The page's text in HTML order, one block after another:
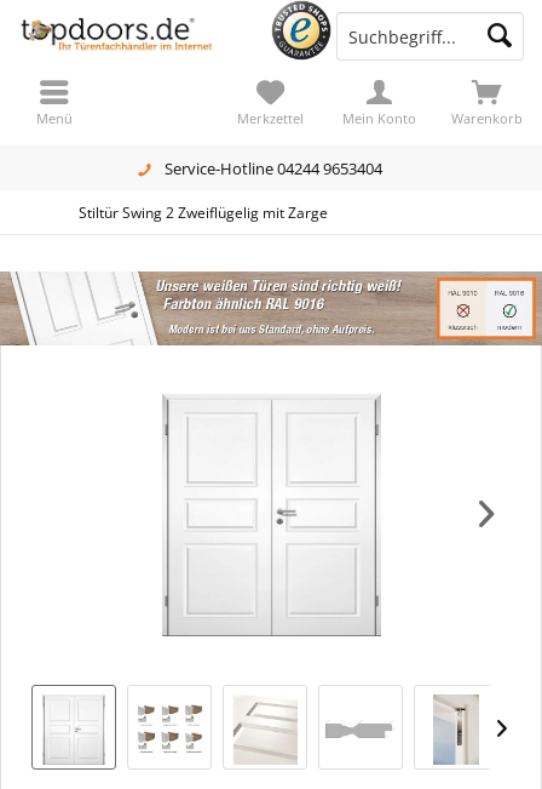
Service-Hotline 04244 9653404
Warenkorb
Merkzettel Mein Konto
Menü
Stiltür Swing 2 Zweiflügelig mit Zarge